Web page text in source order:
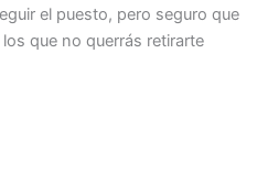
el puesto, pero seguro que
que no querrás retirarte